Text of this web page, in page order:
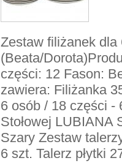
Zestaw filiżanek
(Beata/
części: 12 Fason:
zawiera: Filiżanka
6 osób / 18 części -
Stołowej LUBIANA
Szary Zestaw
6 szt. Talerz płytki